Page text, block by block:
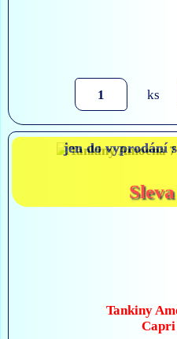
ks
Tankiny
Capri
jen do vyprodání